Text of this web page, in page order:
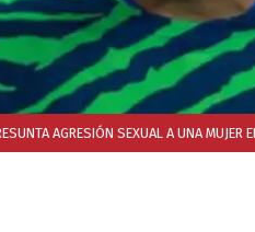
AGRESIÓN SEXUAL A UNA MUJER